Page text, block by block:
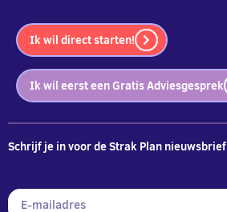
Ik wil direct starten!
Ik wil eerst een Gratis Adviesgesprek
Schrijf je in voor de Strak Plan nieuwsbrief